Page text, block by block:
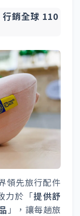
銷全球 110
領先旅行配件
力於「提供舒
」，讓每趟旅